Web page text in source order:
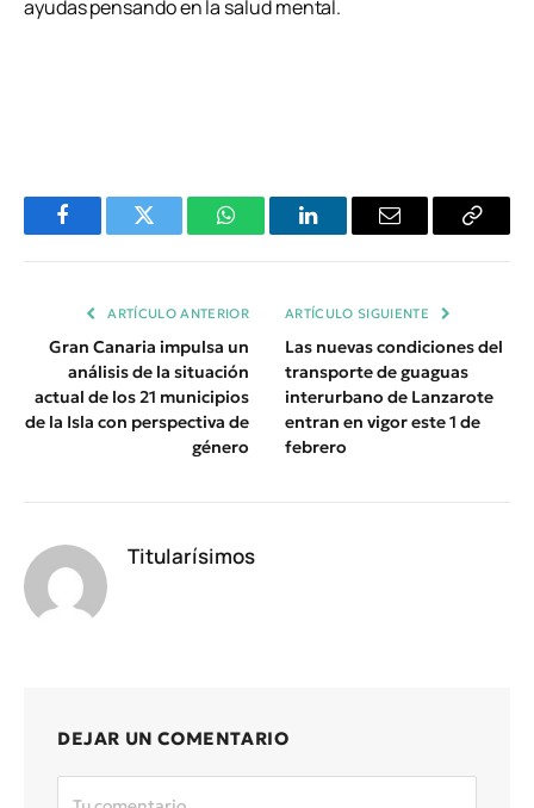
ayudas pensando en la salud mental.
FacebookTwitter WhatsAppLinkedInEmail
Copiar
ARTÍCULO ANTERIOR
Gran Canaria impulsa un
análisis de la situación
actual de los 21 municipios
de la Isla con perspectiva de
género
ARTÍCULO SIGUIENTE
Las nuevas condiciones del
transporte de guaguas
interurbano de Lanzarote
entran en vigor este 1 de
febrero
Titularísimos
DEJAR UN COMENTARIO